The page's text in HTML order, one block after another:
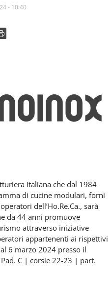
- 10:40
italiana che dal 1984
di cucine modulari, forni
dell’Ho.Re.Ca., sarà
da 44 anni promuove
attraverso iniziative
appartenenti ai rispettivi
6 marzo 2024 presso il
C | corsie 22-23 | part.